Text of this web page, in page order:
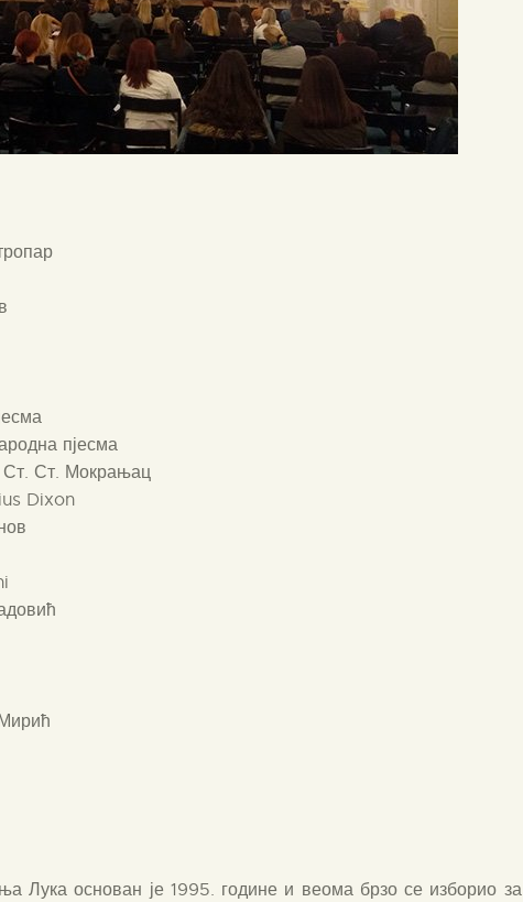
пјесма
Ст. Ст. Мокрањац
Dixon
Лука основан је 1995. године и веома брзо се изборио за